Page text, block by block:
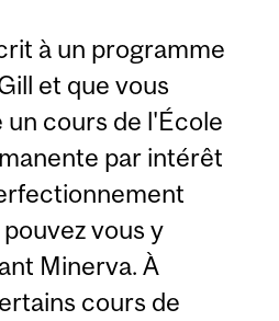
à un programme
et que vous
un cours de l'École
par intérêt
vous y
Minerva. À
cours de